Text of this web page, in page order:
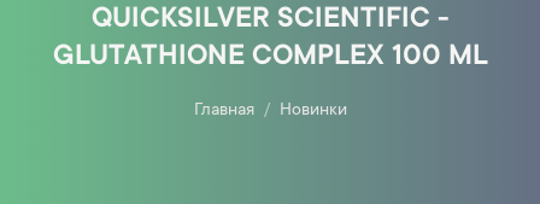
QUICKSILVER SCIENTIFIC -
GLUTATHIONE COMPLEX 100 ML
Главная Новинки